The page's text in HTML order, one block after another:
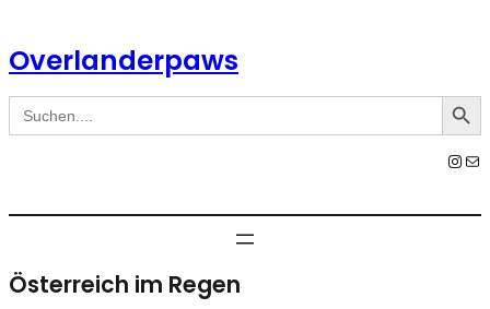
Inhalt
springen
Overlanderpaws
Search
for:
Search Button
Instagram
Österreich im Regen